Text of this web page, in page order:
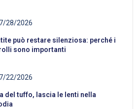
28/2026
può restare silenziosa: perché i
sono importanti
22/2026
del tuffo, lascia le lenti nella